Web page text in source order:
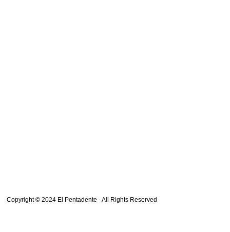
Copyright © 2024 El Pentadente - All Rights Reserved